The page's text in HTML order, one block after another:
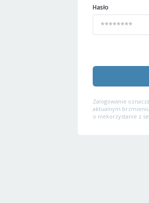
Hasło
Zalogowanie
aktualnym
o niekorzystanie z